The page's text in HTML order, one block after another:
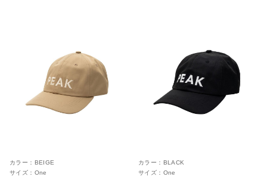
カラー： BEIGE
サイズ： One
カラー： BLACK
サイズ： One